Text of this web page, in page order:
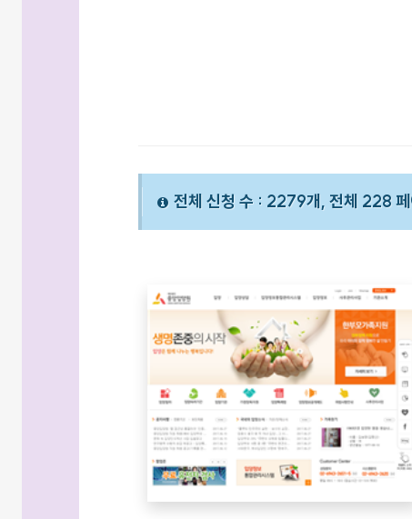
전체 신청 수 : 2279개, 전체 228 페